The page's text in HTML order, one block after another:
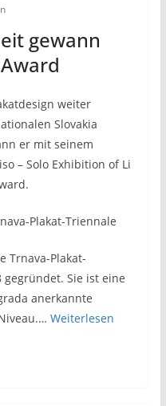
gewann
weiter
Slovakia
er mit seinem
– Solo Exhibition of Li
Plakat-Triennale
Trnava-Plakat-
Sie ist eine
anerkannte
Weiterlesen